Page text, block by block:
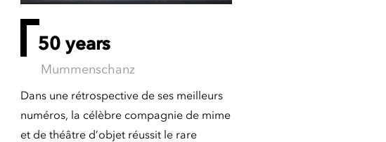
50 years
Mummenschanz
Dans une rétrospective de ses meilleurs
numéros, la célèbre compagnie de mime
et de théâtre d’objet réussit le rare